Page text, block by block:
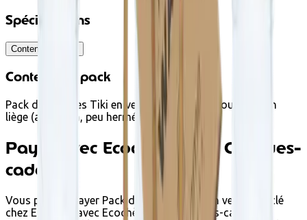
Spécifications
Contenu du pack
Contenu du pack
Pack de 6 Verres Tiki en verre recyclé avec couvercle en
liège (attention, peu hermétique)
Payer avec Ecochèques et Chèques-
cadeaux
Vous pouvez payer Pack de 6 Verres Tiki en verre recyclé
chez Ecoshop avec Ecochèques et Chèques-cadeaux